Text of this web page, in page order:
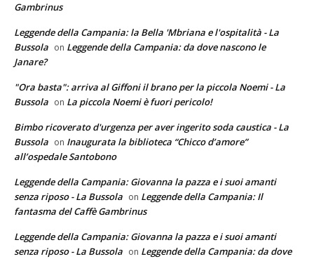
Gambrinus
Leggende della Campania: la Bella 'Mbriana e l'ospitalità - La
Bussola on Leggende della Campania: da dove nascono le
Janare?
"Ora basta": arriva al Giffoni il brano per la piccola Noemi - La
Bussola on La piccola Noemi è fuori pericolo!
Bimbo ricoverato d'urgenza per aver ingerito soda caustica - La
Bussola on Inaugurata la biblioteca “Chicco d’amore”
all’ospedale Santobono
Leggende della Campania: Giovanna la pazza e i suoi amanti
senza riposo - La Bussola on Leggende della Campania: Il
fantasma del Caffè Gambrinus
Leggende della Campania: Giovanna la pazza e i suoi amanti
senza riposo - La Bussola on Leggende della Campania: da dove